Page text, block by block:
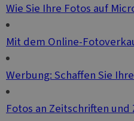
Wie Sie Ihre Fotos auf
Mit dem Online-
Werbung: Schaffen Sie
Fotos an Zeitschriften